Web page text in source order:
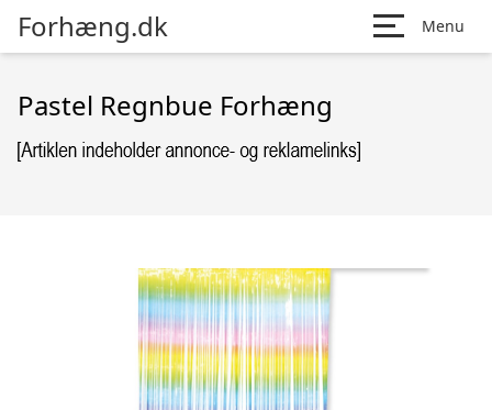
Forhæng.dk Menu
Pastel Regnbue Forhæng